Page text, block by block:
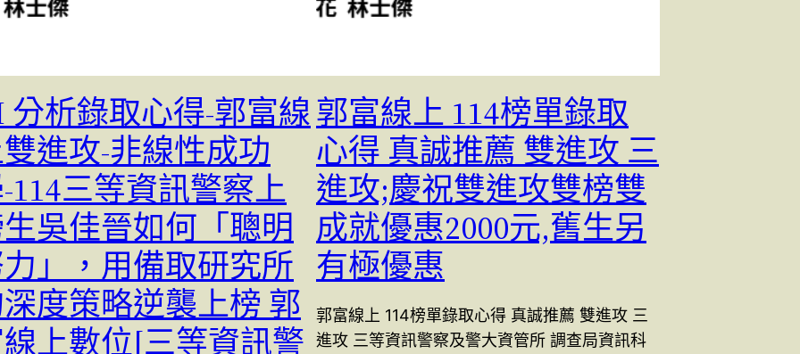
分析錄取心得-郭富線
進攻-非線性成功
114三等資訊警察上
吳佳晉如何「聰明
」，用備取研究所
度策略逆襲上榜 郭
上數位[三等資訊警
郭富線上 114榜單錄取
心得 真誠推薦 雙進攻 三
進攻;慶祝雙進攻雙榜雙
成就優惠2000元,舊生另
有極優惠
郭富線上 114榜單錄取心得 真誠推薦 雙進攻 三
進攻 三等資訊警察及警大資管所 調查局資訊科